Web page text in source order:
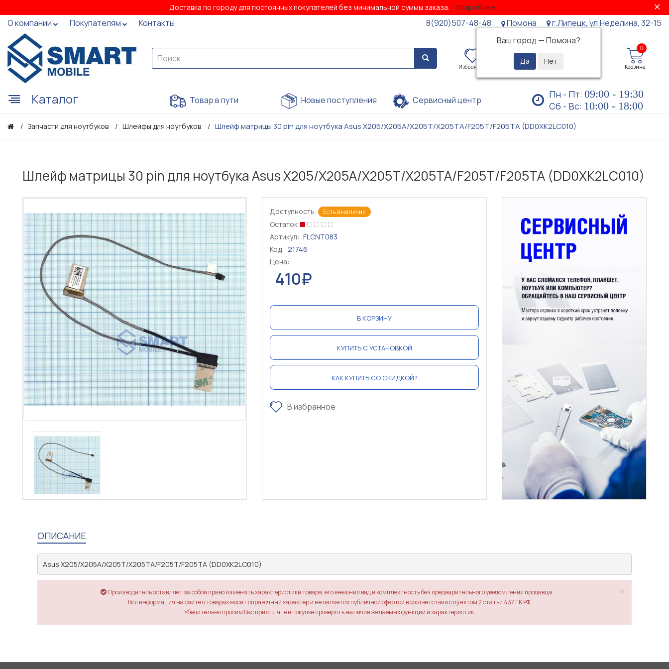
Доставка по городу для постоянных покупателей без минимальной суммы заказа. Подробнее...
О компании Покупателям Контакты 8(920)507-48-48
Помона
Ваш город —Помона?
г.Липецк, ул.Неделина, 32-15
Избранное Просмотренные
0
Корзина
Каталог Товар в пути Новые поступления Сервисный центр Пн - Пт: 09:00 - 19:30
Сб - Вс: 10:00 - 18:00
Запчасти для ноутбуков Шлейфы для ноутбуков Шлейф матрицы 30 pin для ноутбука Asus X205/X205A/X205T/X205TA/F205T/F205TA (DD0XK2LC010)
Шлейф матрицы 30 pin для ноутбука Asus X205/X205A/X205T/X205TA/F205T/F205TA (DD0XK2LC010)
Доступность: Есть в наличии
Остаток
Артикул: FLCNT083
Код: 21746
Цена:
410₽
В КОРЗИНУ
КУПИТЬ С УСТАНОВКОЙ
КАК КУПИТЬ СО СКИДКОЙ?
В избранное
ОПИСАНИЕ
Asus X205/X205A/X205T/X205TA/F205T/F205TA (DD0XK2LC010)
×
Производитель оставляет за собой право изменять характеристики товара, его внешний вид и комплектность без предварительного уведомления продавца.
Вся информация на сайте о товарах носит справочный характер и не является публичной офертой в соответствии с пунктом 2 статьи 437 ГК РФ.
Убедительно просим Вас при оплате и покупке проверять наличие желаемых функций и характеристик.